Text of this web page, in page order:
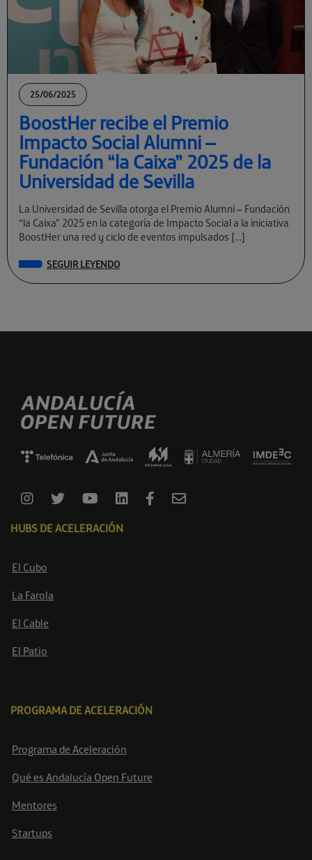
25/06/2025
BoostHer recibe el Premio
Impacto Social Alumni –
Fundación “la Caixa” 2025 de la
Universidad de Sevilla
La Universidad de Sevilla otorga el Premio Alumni – Fundación
“la Caixa” 2025 en la categoría de Impacto Social a la iniciativa
BoostHer una red y ciclo de eventos impulsados […]
SEGUIR LEYENDO
HUBS DE ACELERACIÓN
El Cubo
La Farola
El Cable
El Patio
PROGRAMA DE ACELERACIÓN
Programa de Aceleración
Qué es Andalucía Open Future
Mentores
Startups